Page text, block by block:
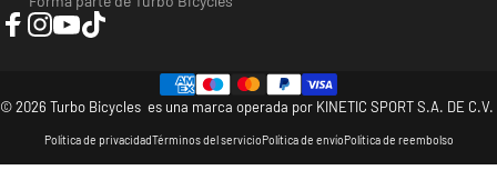
© 2026 Turbo Bicycles es una marca operada por KINETIC SPORT S.A. DE C.V.
Política de privacidadTérminos del servicioPolítica de envíoPolítica de reembolso